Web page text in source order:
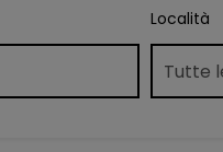
Località